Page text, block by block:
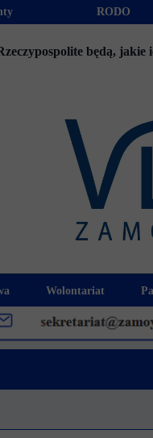
Court
Wolontariat
Akcje
Klub
będą, jakie
RODO